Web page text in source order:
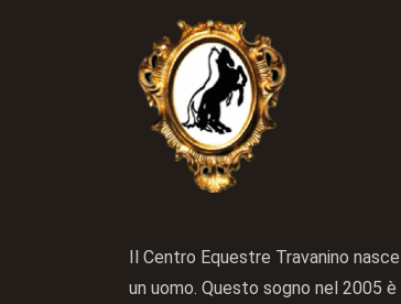
Il Centro Equestre Travanino
un uomo. Questo sogno nel 2005